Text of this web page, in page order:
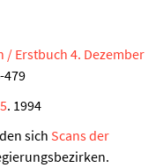
Erstbuch 4. Dezember
479
. 1994
sich Scans der